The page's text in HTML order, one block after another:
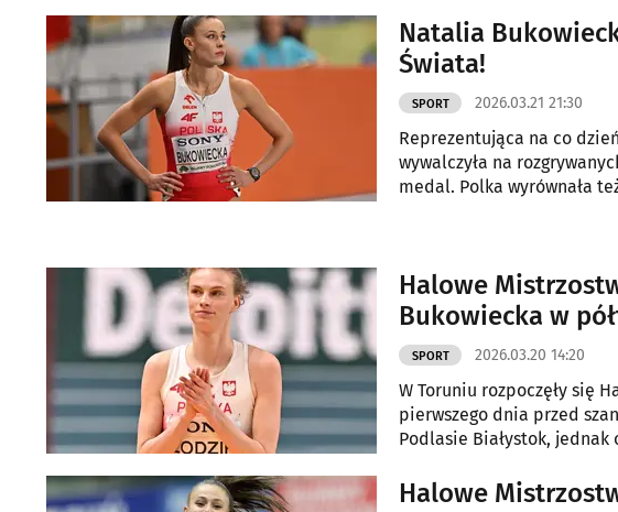
Natalia
Świata!
SPORT 2026.03.21 21:30
Reprezentująca na co
wywalczyła na
medal. Polka wyrównała
Halowe
Bukowiecka w
SPORT 2026.03.20 14:20
W Toruniu rozpoczęły się
pierwszego dnia przed
Podlasie Białystok,
Halowe